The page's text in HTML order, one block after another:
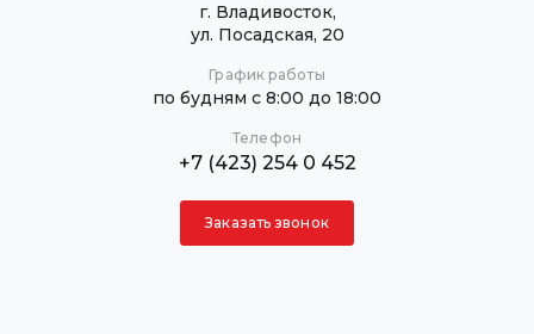
г. Владивосток,
ул. Посадская, 20
График работы
по будням с 8:00 до 18:00
Телефон
+7 (423) 254 0 452
Заказать звонок